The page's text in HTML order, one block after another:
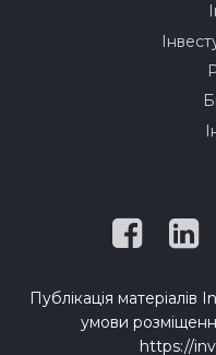
Публікація матеріалів
умови
https://